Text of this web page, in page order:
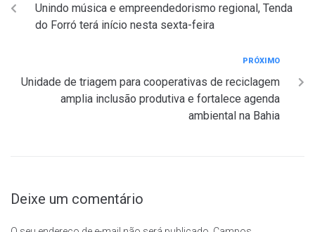
Unindo música e empreendedorismo regional, Tenda
do Forró terá início nesta sexta-feira
PRÓXIMO
Unidade de triagem para cooperativas de reciclagem
amplia inclusão produtiva e fortalece agenda
ambiental na Bahia
Deixe um comentário